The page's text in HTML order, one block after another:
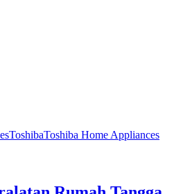
ToshibaToshiba Home Appliances